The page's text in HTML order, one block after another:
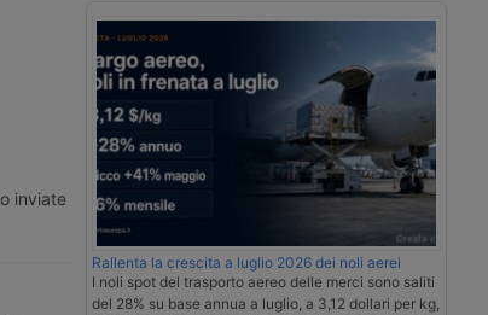
inviate
Rallenta la crescita a luglio 2026 dei noli aerei
I noli spot del trasporto aereo delle merci sono saliti
del 28% su base annua a luglio, a 3,12 dollari per kg,